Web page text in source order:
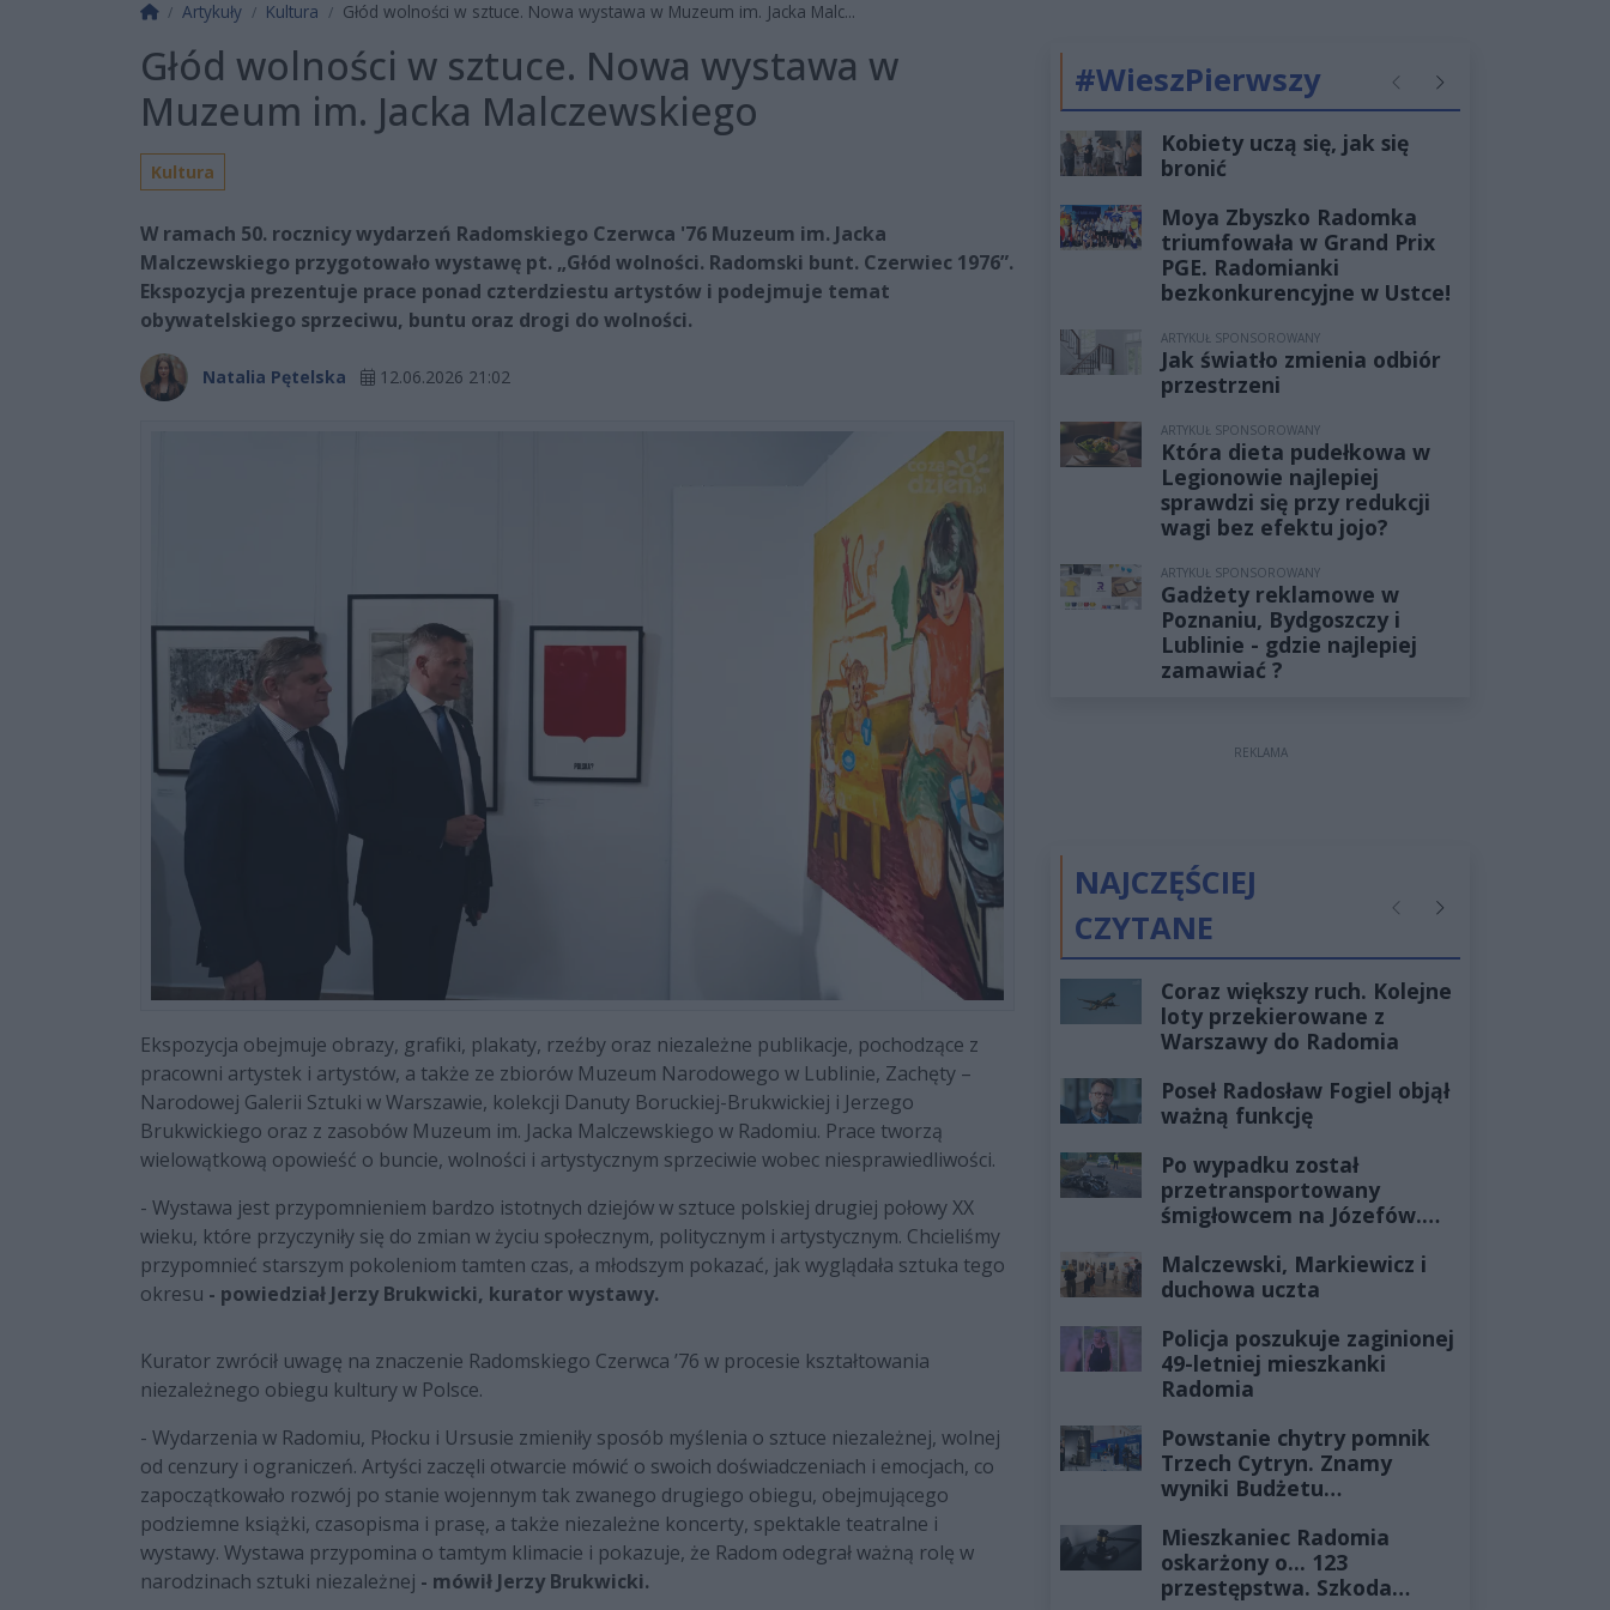
Strona główna
Artykuły Kultura Głód wolności w sztuce. Nowa wystawa w Muzeum im. Jacka Malc...
Głód wolności w sztuce. Nowa wystawa w
Muzeum im. Jacka Malczewskiego
Kultura
W ramach 50. rocznicy wydarzeń Radomskiego Czerwca '76 Muzeum im. Jacka
Malczewskiego przygotowało wystawę pt. „Głód wolności. Radomski bunt. Czerwiec 1976”.
Ekspozycja prezentuje prace ponad czterdziestu artystów i podejmuje temat
obywatelskiego sprzeciwu, buntu oraz drogi do wolności.
Natalia Pętelska 12.06.2026 21:02
Ekspozycja obejmuje obrazy, grafiki, plakaty, rzeźby oraz niezależne publikacje, pochodzące z
pracowni artystek i artystów, a także ze zbiorów Muzeum Narodowego w Lublinie, Zachęty –
Narodowej Galerii Sztuki w Warszawie, kolekcji Danuty Boruckiej-Brukwickiej i Jerzego
Brukwickiego oraz z zasobów Muzeum im. Jacka Malczewskiego w Radomiu. Prace tworzą
wielowątkową opowieść o buncie, wolności i artystycznym sprzeciwie wobec niesprawiedliwości.
- Wystawa jest przypomnieniem bardzo istotnych dziejów w sztuce polskiej drugiej połowy XX
wieku, które przyczyniły się do zmian w życiu społecznym, politycznym i artystycznym. Chcieliśmy
przypomnieć starszym pokoleniom tamten czas, a młodszym pokazać, jak wyglądała sztuka tego
okresu - powiedział Jerzy Brukwicki, kurator wystawy.
Kurator zwrócił uwagę na znaczenie Radomskiego Czerwca ’76 w procesie kształtowania
niezależnego obiegu kultury w Polsce.
- Wydarzenia w Radomiu, Płocku i Ursusie zmieniły sposób myślenia o sztuce niezależnej, wolnej
od cenzury i ograniczeń. Artyści zaczęli otwarcie mówić o swoich doświadczeniach i emocjach, co
zapoczątkowało rozwój po stanie wojennym tak zwanego drugiego obiegu, obejmującego
podziemne książki, czasopisma i prasę, a także niezależne koncerty, spektakle teatralne i
wystawy. Wystawa przypomina o tamtym klimacie i pokazuje, że Radom odegrał ważną rolę w
narodzinach sztuki niezależnej - mówił Jerzy Brukwicki.
#WieszPierwszy PoprzednieNastępne
Kobiety uczą się, jak się
bronić
Moya Zbyszko Radomka
triumfowała w Grand Prix
PGE. Radomianki
bezkonkurencyjne w Ustce!
ARTYKUŁ SPONSOROWANY
Jak światło zmienia odbiór
przestrzeni
ARTYKUŁ SPONSOROWANY
Która dieta pudełkowa w
Legionowie najlepiej
sprawdzi się przy redukcji
wagi bez efektu jojo?
ARTYKUŁ SPONSOROWANY
Gadżety reklamowe w
Poznaniu, Bydgoszczy i
Lublinie - gdzie najlepiej
zamawiać ?
REKLAMA
NAJCZĘŚCIEJ
CZYTANE
PoprzednieNastępne
Coraz większy ruch. Kolejne
loty przekierowane z
Warszawy do Radomia
Poseł Radosław Fogiel objął
ważną funkcję
Po wypadku został
przetransportowany
śmigłowcem na Józefów.
żyłach
Malczewski, Markiewicz i
duchowa uczta
Policja poszukuje zaginionej
49-letniej mieszkanki
Radomia
Powstanie chytry pomnik
Trzech Cytryn. Znamy
wyniki Budżetu
Mieszkaniec Radomia
oskarżony o... 123
przestępstwa. Szkoda